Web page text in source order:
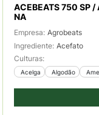
ACEBEATS 750 SP /
NA
Empresa: Agrobeats
Ingrediente: Acefato
Culturas:
Acelga Algodão